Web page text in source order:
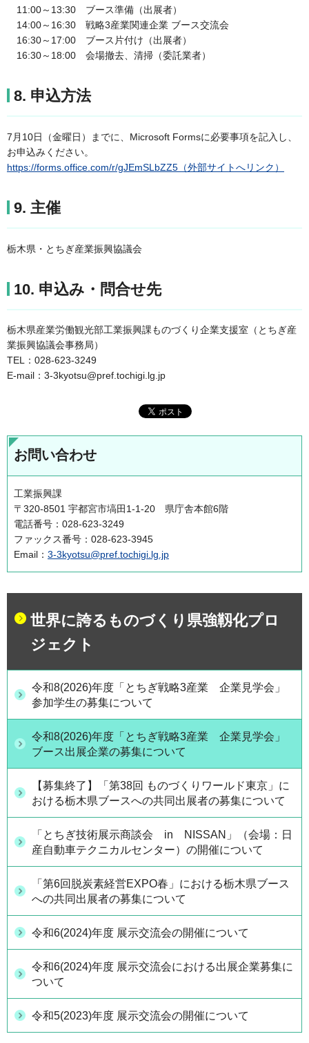
11:00～13:30 ブース準備（出展者）
14:00～16:30 戦略3産業関連企業 ブース交流会
16:30～17:00 ブース片付け（出展者）
16:30～18:00 会場撤去、清掃（委託業者）
8. 申込方法
7月10日（金曜日）までに、Microsoft Formsに必要事項を記入し、
お申込みください。
https://forms.office.com/r/gJEmSLbZZ5（外部サイトへリンク）
9. 主催
栃木県・とちぎ産業振興協議会
10. 申込み・問合せ先
栃木県産業労働観光部工業振興課ものづくり企業支援室（とちぎ産
業振興協議会事務局）
TEL：028-623-3249
E-mail：3-3kyotsu@pref.tochigi.lg.jp
お問い合わせ
工業振興課
〒320-8501 宇都宮市塙田1-1-20 県庁舎本館6階
電話番号：028-623-3249
ファックス番号：028-623-3945
Email： 3-3kyotsu@pref.tochigi.lg.jp
世界に誇るものづくり県強靱化プロ
ジェクト
令和8(2026)年度「とちぎ戦略3産業 企業見学会」
参加学生の募集について
令和8(2026)年度「とちぎ戦略3産業 企業見学会」
ブース出展企業の募集について
【募集終了】「第38回 ものづくりワールド東京」に
おける栃木県ブースへの共同出展者の募集について
「とちぎ技術展示商談会 in NISSAN」（会場：日
産自動車テクニカルセンター）の開催について
「第6回脱炭素経営EXPO春」における栃木県ブース
への共同出展者の募集について
令和6(2024)年度 展示交流会の開催について
令和6(2024)年度 展示交流会における出展企業募集に
ついて
令和5(2023)年度 展示交流会の開催について